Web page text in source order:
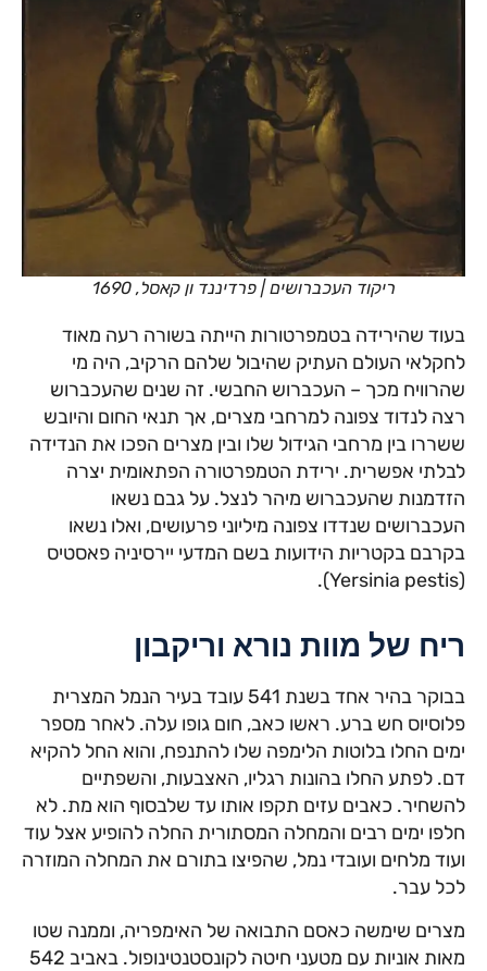
ריקוד העכברושים | פרדיננד ון קאסל, 1690
בעוד שהירידה בטמפרטורות הייתה בשורה רעה מאוד
לחקלאי העולם העתיק שהיבול שלהם הרקיב, היה מי
שהרוויח מכך – העכברוש החבשי. זה שנים שהעכברוש
רצה לנדוד צפונה למרחבי מצרים, אך תנאי החום והיובש
ששררו בין מרחבי הגידול שלו ובין מצרים הפכו את הנדידה
לבלתי אפשרית. ירידת הטמפרטורה הפתאומית יצרה
הזדמנות שהעכברוש מיהר לנצל. על גבם נשאו
העכברושים שנדדו צפונה מיליוני פרעושים, ואלו נשאו
בקרבם בקטריות הידועות בשם המדעי יירסיניה פאסטיס
(Yersinia pestis).
ריח של מוות נורא וריקבון
בבוקר בהיר אחד בשנת 541 עובד בעיר הנמל המצרית
פלוסיוס חש ברע. ראשו כאב, חום גופו עלה. לאחר מספר
ימים החלו בלוטות הלימפה שלו להתנפח, והוא החל להקיא
דם. לפתע החלו בהונות רגליו, האצבעות, והשפתיים
להשחיר. כאבים עזים תקפו אותו עד שלבסוף הוא מת. לא
חלפו ימים רבים והמחלה המסתורית החלה להופיע אצל עוד
ועוד מלחים ועובדי נמל, שהפיצו בתורם את המחלה המוזרה
לכל עבר.
מצרים שימשה כאסם התבואה של האימפריה, וממנה שטו
מאות אוניות עם מטעני חיטה לקונסטנטינופול. באביב 542